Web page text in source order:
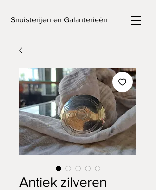
Snuisterijen en Galanterieën
Antiek zilveren